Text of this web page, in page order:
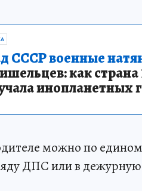
СССР военные
как страна
инопланетных
можно по
ДПС или в дежурную